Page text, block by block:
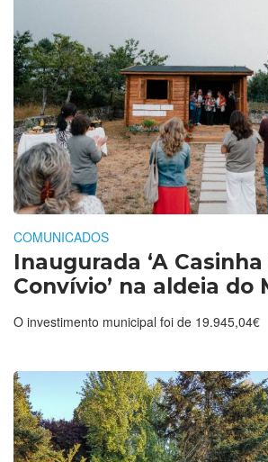
COMUNICADOS
Inaugurada ‘A
Convívio’ na aldeia do
O investimento municipal foi de 19.945,04€